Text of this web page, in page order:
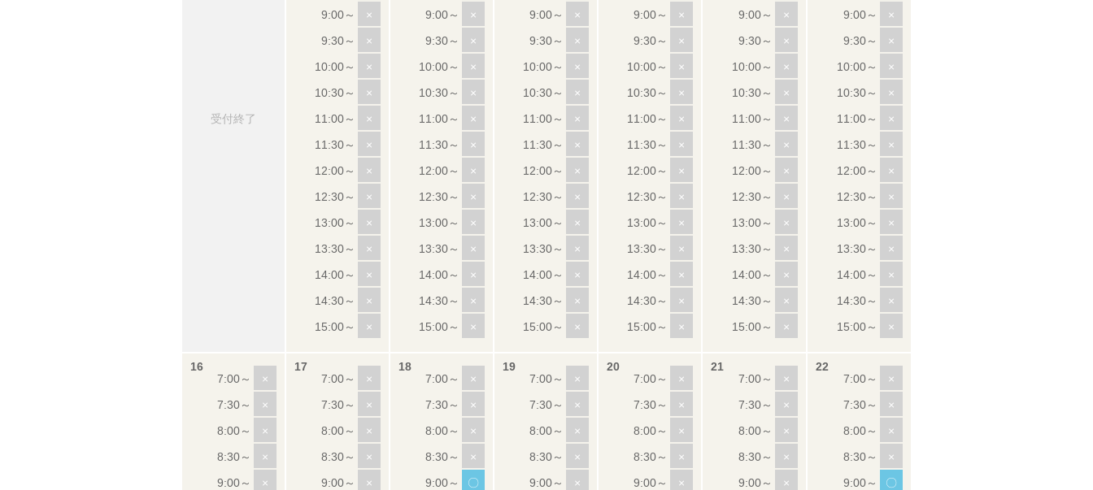
受付終了
×
×
×
×
×
×
×
×
×
×
×
×
×
×
×
×
×
×
×
×
×
×
×
×
×
×
×
×
×
×
×
×
×
×
×
×
×
×
×
×
×
×
×
×
×
×
×
×
×
×
×
×
×
×
×
×
×
×
×
×
×
×
×
×
×
×
×
×
×
×
×
×
×
×
×
×
×
×
×
×
×
×
×
×
×
×
×
×
×
×
×
×
〇
×
×
×
×
×
×
×
×
×
×
×
×
×
×
×
×
×
×
×
〇